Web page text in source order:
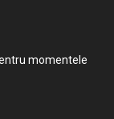
momentele